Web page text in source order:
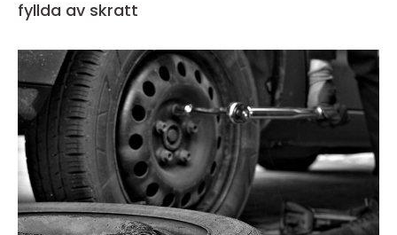
fyllda av skratt